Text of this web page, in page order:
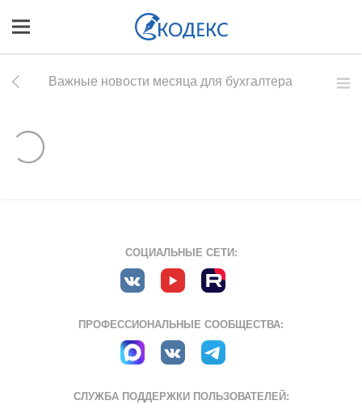
Важные новости месяца для бухгалтера
СОЦИАЛЬНЫЕ СЕТИ:
ПРОФЕССИОНАЛЬНЫЕ СООБЩЕСТВА:
СЛУЖБА ПОДДЕРЖКИ ПОЛЬЗОВАТЕЛЕЙ: